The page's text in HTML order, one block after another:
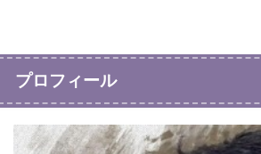
プロフィール